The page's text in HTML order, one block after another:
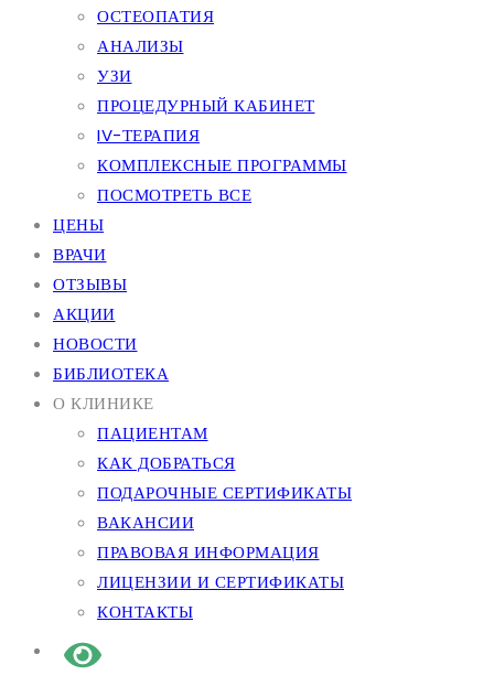
ОСТЕОПАТИЯ
АНАЛИЗЫ
УЗИ
ПРОЦЕДУРНЫЙ КАБИНЕТ
IV-ТЕРАПИЯ
КОМПЛЕКСНЫЕ ПРОГРАММЫ
ПОСМОТРЕТЬ ВСЕ
ЦЕНЫ
ВРАЧИ
ОТЗЫВЫ
АКЦИИ
НОВОСТИ
БИБЛИОТЕКА
О КЛИНИКЕ
ПАЦИЕНТАМ
КАК ДОБРАТЬСЯ
ПОДАРОЧНЫЕ СЕРТИФИКАТЫ
ВАКАНСИИ
ПРАВОВАЯ ИНФОРМАЦИЯ
ЛИЦЕНЗИИ И СЕРТИФИКАТЫ
КОНТАКТЫ